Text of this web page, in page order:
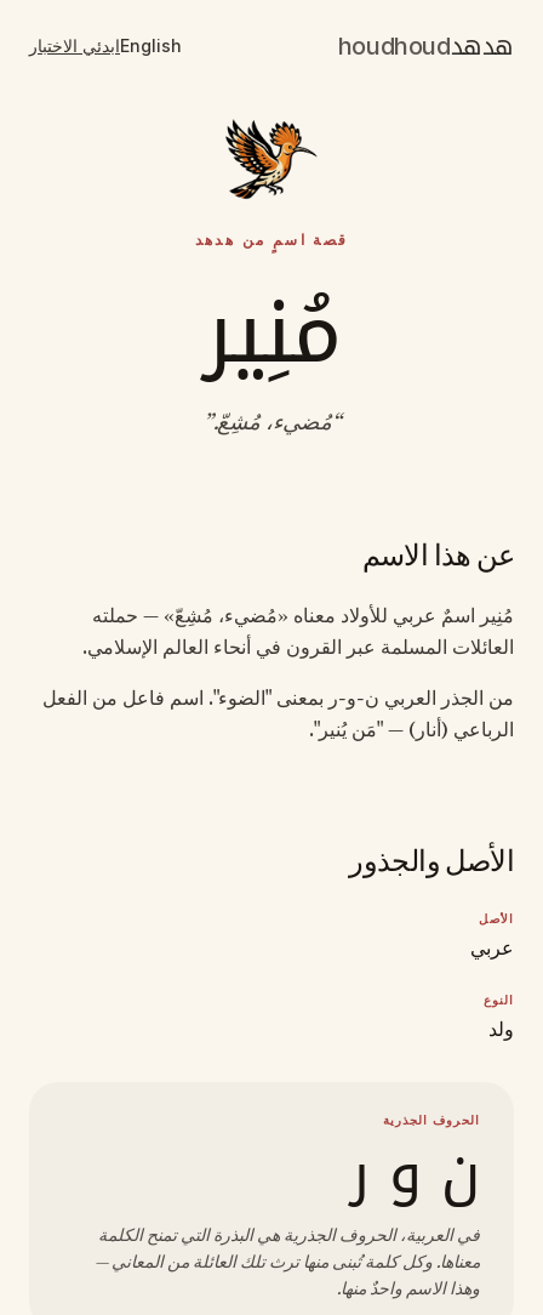
هدهدhoudhoud
Englishابدئي الاختبار
قصة اسمٍ من هدهد
مُنِير
“مُضيء، مُشِعّ.”
عن هذا الاسم
مُنِير اسمٌ عربي للأولاد معناه «مُضيء، مُشِعّ» — حملته
العائلات المسلمة عبر القرون في أنحاء العالم الإسلامي.
من الجذر العربي ن-و-ر بمعنى "الضوء". اسم فاعل من الفعل
الرباعي (أنار) — "مَن يُنير".
الأصل والجذور
الأصل
عربي
النوع
ولد
الحروف الجذرية
ن و ر
في العربية، الحروف الجذرية هي البذرة التي تمنح الكلمة
معناها. وكل كلمة تُبنى منها ترث تلك العائلة من المعاني —
وهذا الاسم واحدٌ منها.